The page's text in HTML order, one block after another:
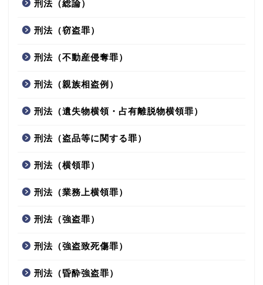
刑法（総論）
刑法（窃盗罪）
刑法（不動産侵奪罪）
刑法（親族相盗例）
刑法（遺失物横領・占有離脱物横領罪）
刑法（盗品等に関する罪）
刑法（横領罪）
刑法（業務上横領罪）
刑法（強盗罪）
刑法（強盗致死傷罪）
刑法（昏酔強盗罪）